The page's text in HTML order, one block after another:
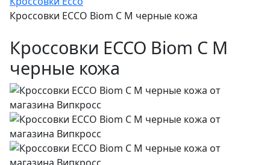
Кроссовки ECCO Biom C M черные кожа
Кроссовки ECCO Biom C M
черные кожа